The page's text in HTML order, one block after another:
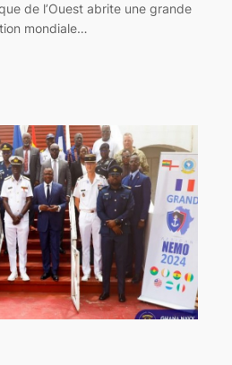
de l’Ouest abrite une grande
mondiale…